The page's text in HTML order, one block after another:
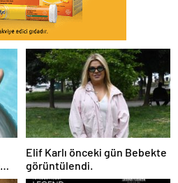
Elif Karlı önceki gün Bebekte
görüntülendi.